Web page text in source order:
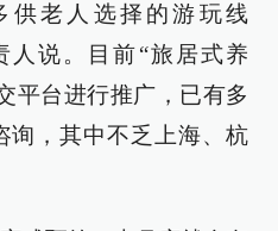
供老人选择的游玩线
人说。目前“旅居式养
平台进行推广，已有多
询，其中不乏上海、杭